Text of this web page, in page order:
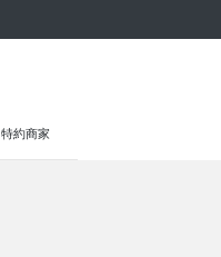
特約商家